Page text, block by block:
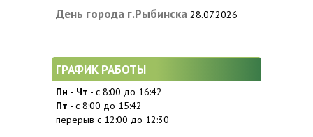
День города г.Рыбинска 28.07.2026
ГРАФИК РАБОТЫ
Пн - Чт - с 8:00 до 16:42
Пт - с 8:00 до 15:42
перерыв с 12:00 до 12:30